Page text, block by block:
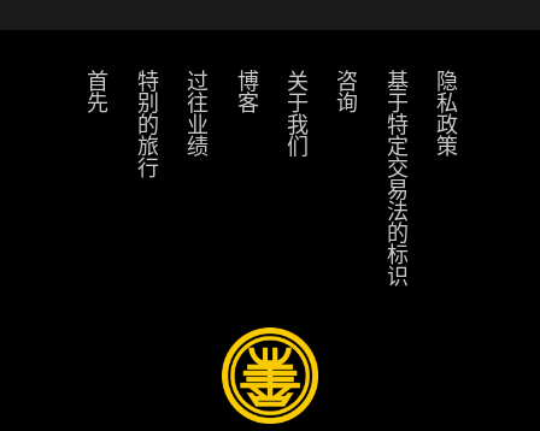
隐私政策
基于特定交易法的标识
咨询
关于我们
博客
过往业绩
特别的旅行
首先